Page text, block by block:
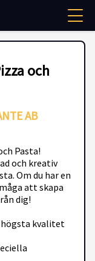
och
AB
Pasta!
och kreativ
Om du har en
att skapa
dig!
högsta kvalitet